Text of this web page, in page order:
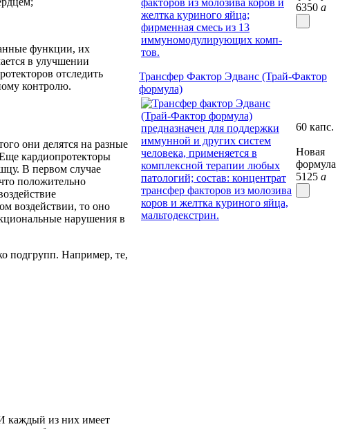
функции, их
в улучшении
отследить
контролю.
они делятся на разные
кардиопротекторы
В первом случае
положительно
воздействии, то оно
нарушения в
подгрупп. Например, те,
каждый из них имеет
6350 a
Трансфер Фактор Эдванс (Трай-Фактор
формула)
60 капс.
Новая
формула
5125 a